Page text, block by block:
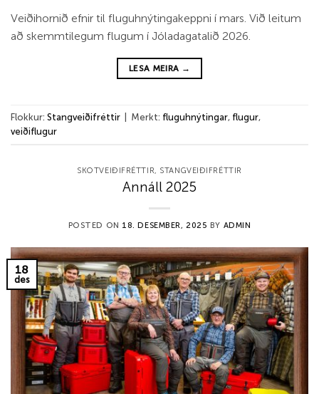
Veiðihornið efnir til fluguhnýtingakeppni í mars. Við leitum
að skemmtilegum flugum í Jóladagatalið 2026.
LESA MEIRA →
Flokkur: Stangveiðifréttir Merkt: fluguhnýtingar, flugur,
veiðiflugur
SKOTVEIÐIFRÉTTIR, STANGVEIÐIFRÉTTIR
Annáll 2025
POSTED ON 18. DESEMBER, 2025 BY ADMIN
18
des